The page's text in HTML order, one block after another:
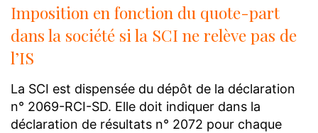
Imposition en fonction du quote-part
dans la société si la SCI ne relève pas de
l’IS
La SCI est dispensée du dépôt de la déclaration
n° 2069-RCI-SD. Elle doit indiquer dans la
déclaration de résultats n° 2072 pour chaque